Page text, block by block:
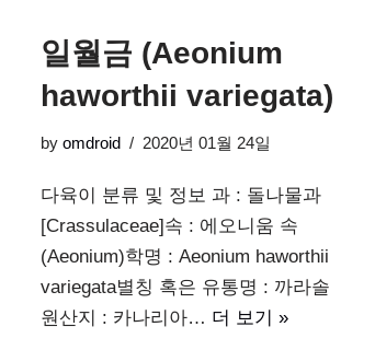
일월금 (Aeonium
haworthii variegata)
by omdroid 2020년 01월 24일
다육이 분류 및 정보 과 : 돌나물과
[Crassulaceae]속 : 에오니움 속
(Aeonium)학명 : Aeonium haworthii
variegata별칭 혹은 유통명 : 까라솔
원산지 : 카나리아… 더 보기 »